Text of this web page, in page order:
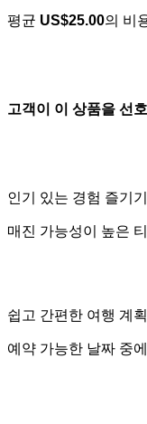
평균 US$25.00의 비
고객이 이 상품을 선
인기 있는 경험 즐기기
매진 가능성이 높은
쉽고 간편한 여행 계획
예약 가능한 날짜 중